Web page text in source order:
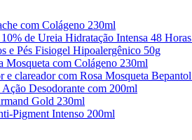
com Colágeno 230ml
de Ureia Hidratação Intensa 48
e Pés Fisiogel Hipoalergênico 50g
Mosqueta com Colágeno 230ml
e clareador com Rosa Mosqueta
Desodorante com 200ml
Gold 230ml
Pigment Intenso 200ml